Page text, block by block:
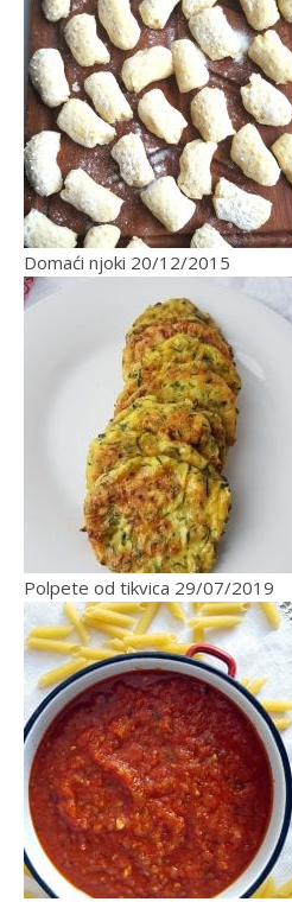
Domaći njoki 20/12/2015
Polpete od tikvica 29/07/2019